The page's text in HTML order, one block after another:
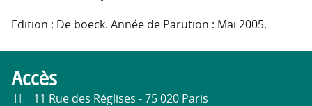
Edition : De boeck. Année de Parution : Mai 2005.
Accès
11 Rue des Réglises - 75 020 Paris